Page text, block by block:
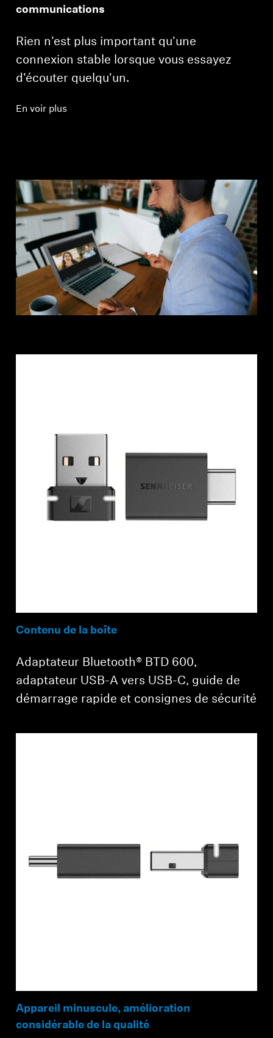
communications
Rien n'est plus important qu'une
connexion stable lorsque vous essayez
d'écouter quelqu'un.
En voir plus
Contenu de la boîte
Adaptateur Bluetooth® BTD 600,
adaptateur USB-A vers USB-C, guide de
démarrage rapide et consignes de sécurité
Appareil minuscule, amélioration
considérable de la qualité
Connectez-vous à votre compte pour ajouter